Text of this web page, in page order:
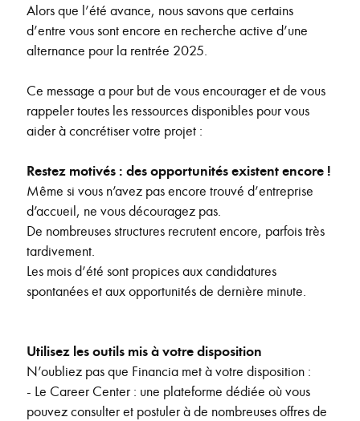
Alors que l’été avance, nous savons que certains
d’entre vous sont encore en recherche active d’une
alternance pour la rentrée 2025.
Ce message a pour but de vous encourager et de vous
rappeler toutes les ressources disponibles pour vous
aider à concrétiser votre projet :
Restez motivés : des opportunités existent encore !
Même si vous n’avez pas encore trouvé d’entreprise
d’accueil, ne vous découragez pas.
De nombreuses structures recrutent encore, parfois très
tardivement.
Les mois d’été sont propices aux candidatures
spontanées et aux opportunités de dernière minute.
Utilisez les outils mis à votre disposition
N’oubliez pas que Financia met à votre disposition :
- Le Career Center : une plateforme dédiée où vous
pouvez consulter et postuler à de nombreuses offres de